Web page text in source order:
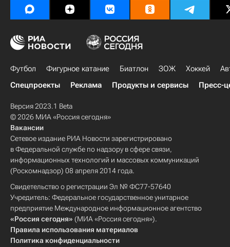
Футбол Фигурное катание Биатлон ЗОЖ Хоккей
Спецпроекты
Реклама Продукты и сервисы Пресс-
Версия 2023.1 Beta
© 2026 МИА «Россия сегодня»
Вакансии
Сетевое издание РИА Новости зарегистрировано
в Федеральной службе по надзору в сфере связи,
информационных технологий и массовых коммуникаций
(Роскомнадзор) 08 апреля 2014 года.
Свидетельство о регистрации Эл № ФС77-57640
Учредитель: Федеральное государственное унитарное
предприятие Международное информационное агентство
«Россия сегодня» (МИА «Россия сегодня»).
Правила использования материалов
Политика конфиденциальности